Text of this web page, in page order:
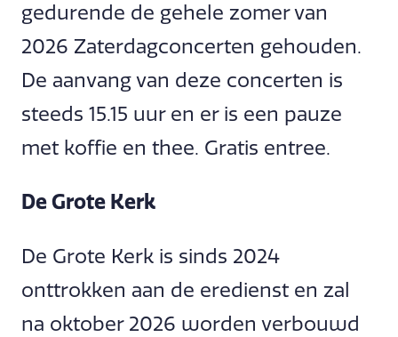
gedurende de gehele zomer van
2026 Zaterdagconcerten gehouden.
De aanvang van deze concerten is
steeds 15.15 uur en er is een pauze
met koffie en thee. Gratis entree.
De Grote Kerk
De Grote Kerk is sinds 2024
onttrokken aan de eredienst en zal
na oktober 2026 worden verbouwd